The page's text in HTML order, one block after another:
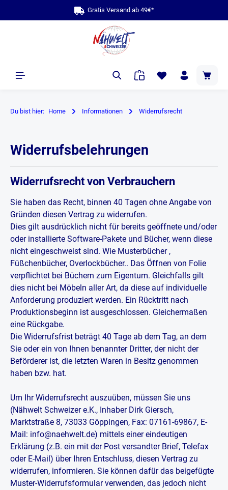
Gratis Versand ab 49€*
Du bist hier: Home Informationen Widerrufsrecht
Widerrufsbelehrungen
Widerrufsrecht von Verbrauchern
Sie haben das Recht, binnen 40 Tagen ohne Angabe von
Gründen diesen Vertrag zu widerrufen.
Dies gilt ausdrücklich nicht für bereits geöffnete und/oder
oder installierte Software-Pakete und Bücher, wenn diese
nicht eingeschweist sind. Wie Musterbücher ,
Füßchenbücher, Overlockbücher.. Das Öffnen von Folie
verpflichtet bei Büchern zum Eigentum. Gleichfalls gilt
dies nicht bei Möbeln aller Art, da diese auf individuelle
Anforderung produziert werden. Ein Rücktritt nach
Produktionsbeginn ist ausgeschlossen. Gleichermaßen
eine Rückgabe.
Die Widerrufsfrist beträgt 40 Tage ab dem Tag, an dem
Sie oder ein von Ihnen benannter Dritter, der nicht der
Beförderer ist, die letzten Waren in Besitz genommen
haben bzw. hat.
Um Ihr Widerrufsrecht auszuüben, müssen Sie uns
(Nähwelt Schweizer e.K., Inhaber Dirk Giersch,
Marktstraße 8, 73033 Göppingen, Fax: 07161-69867, E-
Mail: info@naehwelt.de) mittels einer eindeutigen
Erklärung (z.B. ein mit der Post versandter Brief, Telefax
oder E-Mail) über Ihren Entschluss, diesen Vertrag zu
widerrufen, informieren. Sie können dafür das beigefügte
Muster-Widerrufsformular verwenden, das jedoch nicht